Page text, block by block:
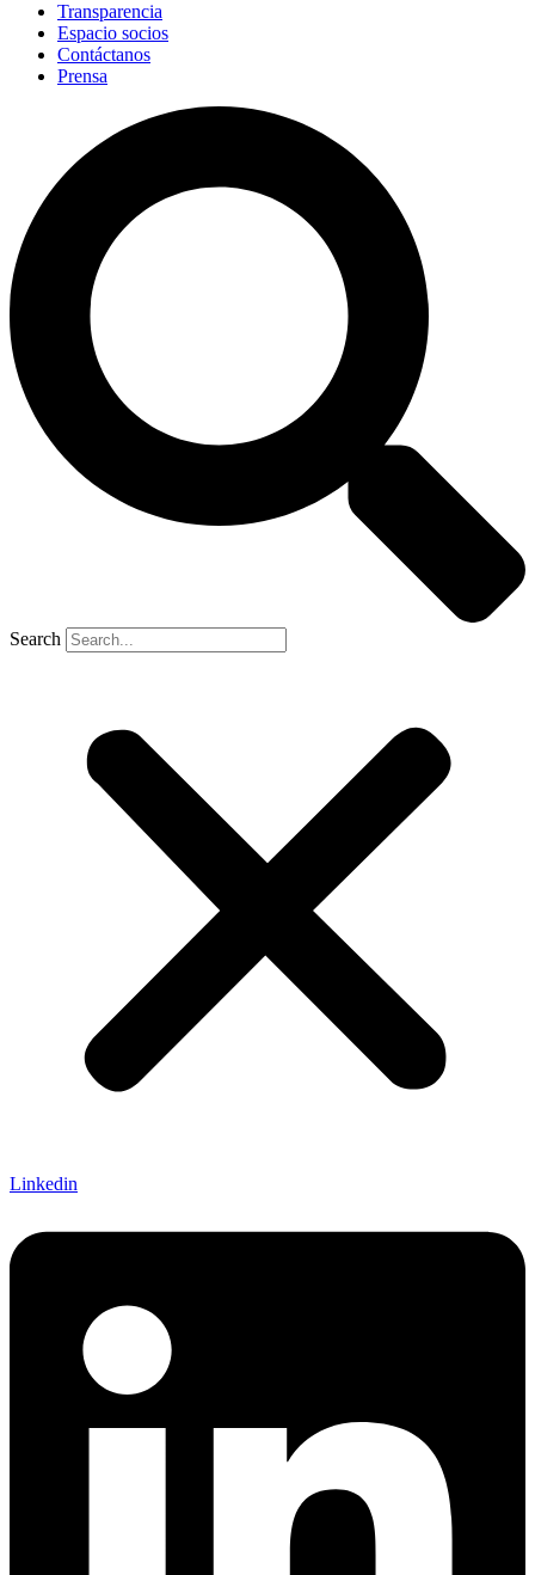
Transparencia
Espacio socios
Contáctanos
Prensa
Search
Linkedin